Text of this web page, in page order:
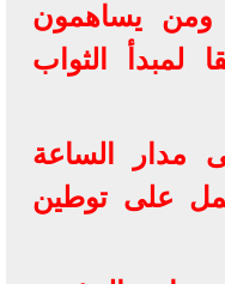
ومن يساهمون
لمبدأ الثواب
مدار الساعة
على توطين